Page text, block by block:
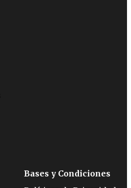
Bases y Condiciones